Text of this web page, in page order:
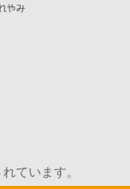
ています。